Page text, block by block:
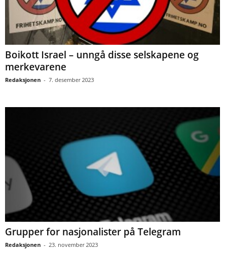
Boikott Israel – unngå disse selskapene og
merkevarene
Redaksjonen - 7. desember 2023
Grupper for nasjonalister på Telegram
Redaksjonen - 23. november 2023